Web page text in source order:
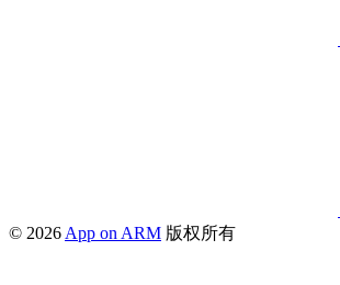
© 2026 App on ARM 版权所有